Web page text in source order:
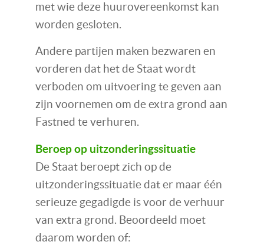
met wie deze huurovereenkomst kan
worden gesloten.
Andere partijen maken bezwaren en
vorderen dat het de Staat wordt
verboden om uitvoering te geven aan
zijn voornemen om de extra grond aan
Fastned te verhuren.
Beroep op uitzonderingssituatie
De Staat beroept zich op de
uitzonderingssituatie dat er maar één
serieuze gegadigde is voor de verhuur
van extra grond. Beoordeeld moet
daarom worden of: